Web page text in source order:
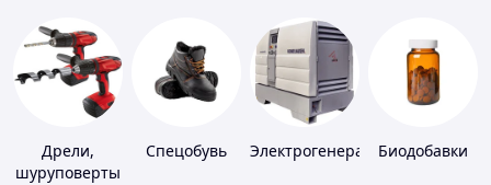
Дрели,
шуруповерты
Спецобувь ЭлектрогенераторыБиодобавки